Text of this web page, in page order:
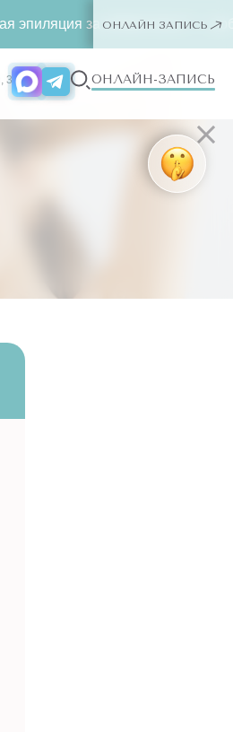
3 ОНЛАЙН-ЗАПИСЬ
за2790 ₽500 ₽ ー любая зона.
ОНЛАЙН ЗАПИСЬ